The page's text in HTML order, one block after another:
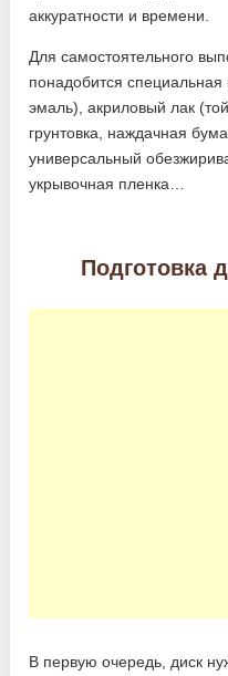
аккуратности и времени.
Для самостоятельного
понадобится специальная
эмаль), акриловый лак
грунтовка, наждачная
универсальный
укрывочная пленка…
Подготовка
В первую очередь, диск